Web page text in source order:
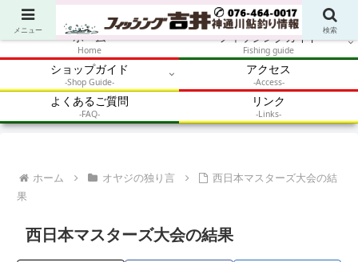
アウトドア・釣り・鮎・自然体験を加速させるメディア
ホーム
Home
フィッシングガイド
Fishing guide
ショップガイド
-Shop Guide-
アクセス
-Access-
よくあるご質問
-FAQ-
リンク
-Links-
ホーム オヤジの独り言
西日本マスターズ大会の結
果
西日本マスターズ大会の結果
メニュー 検索